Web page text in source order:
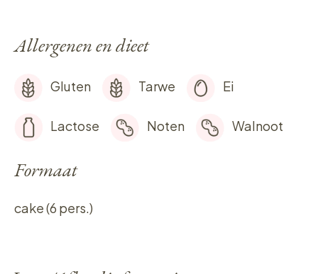
Allergenen en dieet
Gluten Tarwe Ei
Lactose Noten Walnoot
Formaat
cake (6 pers.)